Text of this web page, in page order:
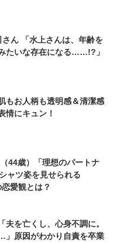
ん 「水上さんは、年齢を
たいな存在になる……!?」
もお人柄も透明感＆清潔感
情にキュン！
44歳）「理想のパートナ
ャツ姿を見せられる
愛観とは？
夫を亡くし、心身不調に。
」原因がわかり自責を卒業